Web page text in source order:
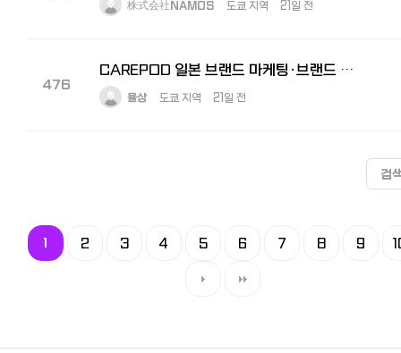
株式会社NAMOS 도쿄 지역 21일 전
476
CAREPOD 일본 브랜드 마케팅·브랜드 전략 경력 채용
율상 도쿄 지역 21일 전
검
1 2 3 4 5 6 7 8 9